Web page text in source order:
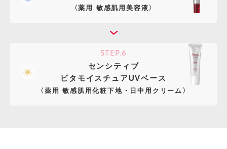
〈薬用 敏感肌用美容液〉
STEP.6
センシティブ
ピタモイスチュアUVベース
〈薬用 敏感肌用化粧下地・日中用クリーム〉